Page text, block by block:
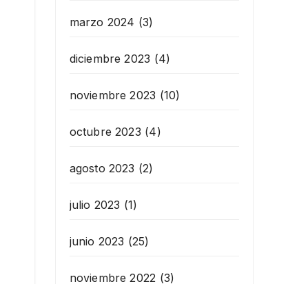
marzo 2024 (3)
diciembre 2023 (4)
noviembre 2023 (10)
octubre 2023 (4)
agosto 2023 (2)
julio 2023 (1)
junio 2023 (25)
noviembre 2022 (3)